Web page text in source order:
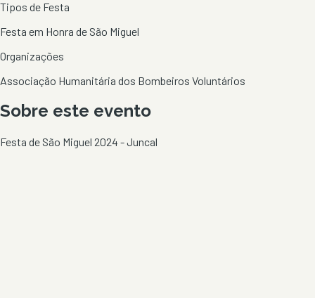
Tipos de Festa
Festa em Honra de São Miguel
Organizações
Associação Humanitária dos Bombeiros Voluntários
Sobre este evento
Festa de São Miguel 2024 - Juncal